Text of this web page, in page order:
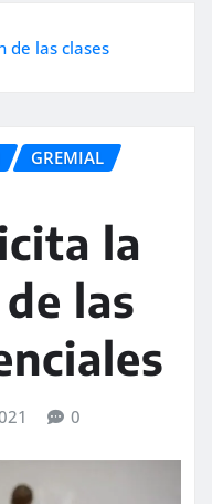
de las clases
GREMIAL
la
las
0